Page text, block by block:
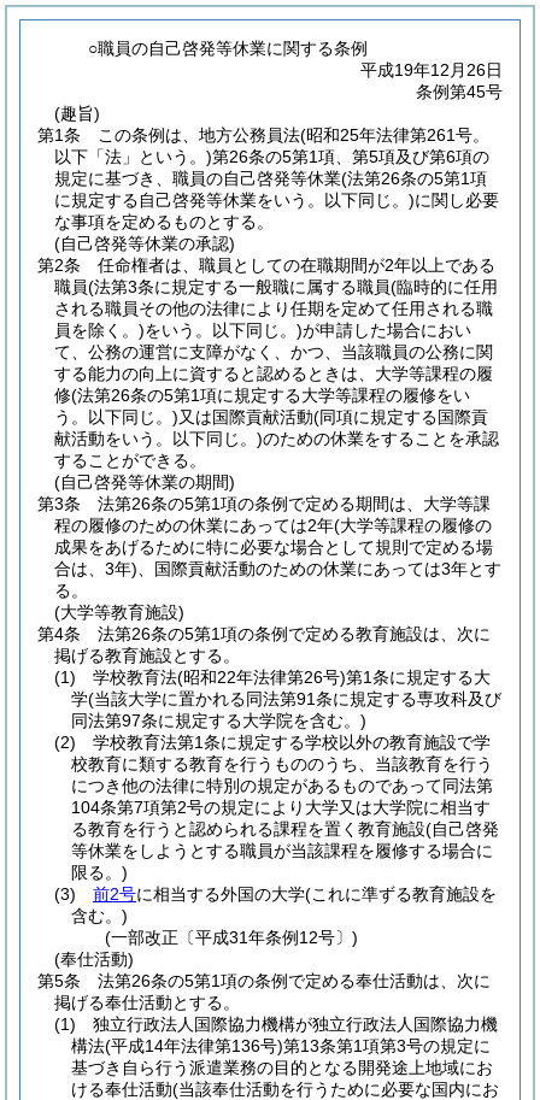
○職員の自己啓発等休業に関する条例
平成19年12月26日
条例第45号
(趣旨)
第1条
この条例は、地方公務員法(昭和25年法律第261号。
以下「法」という。)第26条の5第1項、第5項及び第6項の
規定に基づき、職員の自己啓発等休業(法第26条の5第1項
に規定する自己啓発等休業をいう。以下同じ。)に関し必要
な事項を定めるものとする。
(自己啓発等休業の承認)
第2条
任命権者は、職員としての在職期間が2年以上である
職員(法第3条に規定する一般職に属する職員(臨時的に任用
される職員その他の法律により任期を定めて任用される職
員を除く。)をいう。以下同じ。)が申請した場合におい
て、公務の運営に支障がなく、かつ、当該職員の公務に関
する能力の向上に資すると認めるときは、大学等課程の履
修(法第26条の5第1項に規定する大学等課程の履修をい
う。以下同じ。)又は国際貢献活動(同項に規定する国際貢
献活動をいう。以下同じ。)のための休業をすることを承認
することができる。
(自己啓発等休業の期間)
第3条
法第26条の5第1項の条例で定める期間は、大学等課
程の履修のための休業にあっては2年(大学等課程の履修の
成果をあげるために特に必要な場合として規則で定める場
合は、3年) 、国際貢献活動のための休業にあっては3年とす
る。
(大学等教育施設)
第4条
法第26条の5第1項の条例で定める教育施設は、次に
掲げる教育施設とする。
(1)
学校教育法(昭和22年法律第26号)第1条に規定する大
学(当該大学に置かれる同法第91条に規定する専攻科及び
同法第97条に規定する大学院を含む。)
(2)
学校教育法第1条に規定する学校以外の教育施設で学
校教育に類する教育を行うもののうち、当該教育を行う
につき他の法律に特別の規定があるものであって同法第
104条第7項第2号の規定により大学又は大学院に相当す
る教育を行うと認められる課程を置く教育施設(自己啓発
等休業をしようとする職員が当該課程を履修する場合に
限る。)
(3)
前2号に相当する外国の大学(これに準ずる教育施設を
含む。)
(一部改正〔平成31年条例12号〕)
(奉仕活動)
第5条
法第26条の5第1項の条例で定める奉仕活動は、次に
掲げる奉仕活動とする。
(1)
独立行政法人国際協力機構が独立行政法人国際協力機
構法(平成14年法律第136号)第13条第1項第3号の規定に
基づき自ら行う派遣業務の目的となる開発途上地域にお
ける奉仕活動(当該奉仕活動を行うために必要な国内にお